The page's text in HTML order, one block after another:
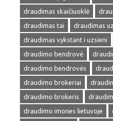
draudimas skaičiuoklė
draudimas tai
draudimas
draudimas vykstant i uzsieni
draudimo bendrovė
draudimo bendrovės
draudimo brokeriai
draudimo brokeris
draudimo imones lietuvoje